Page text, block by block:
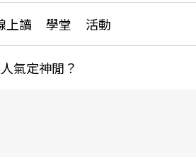
上讀 學堂 活動
多訂閱方案
氣定神閒？